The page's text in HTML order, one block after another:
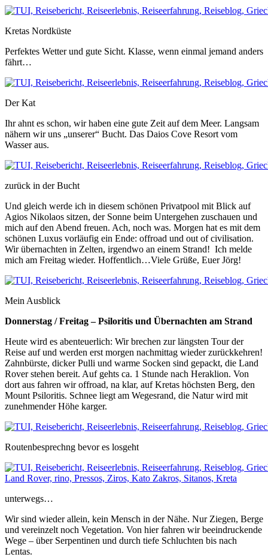
Kretas Nordküste
Perfektes Wetter und gute Sicht. Klasse, wenn einmal jemand anders
fährt…
Der Kat
Ihr ahnt es schon, wir haben eine gute Zeit auf dem Meer. Langsam
nähern wir uns „unserer“ Bucht. Das Daios Cove Resort vom
Wasser aus.
zurück in der Bucht
Und gleich werde ich in diesem schönen Privatpool mit Blick auf
Agios Nikolaos sitzen, der Sonne beim Untergehen zuschauen und
mich auf den Abend freuen. Ach, noch was. Morgen hat es mit dem
schönen Luxus vorläufig ein Ende: offroad und out of civilisation.
Wir übernachten in Zelten, irgendwo an einem Strand! Ich melde
mich am Freitag wieder. Hoffentlich…Viele Grüße, Euer Jörg!
Mein Ausblick
Donnerstag / Freitag – Psiloritis und Übernachten am Strand
Heute wird es abenteuerlich: Wir brechen zur längsten Tour der
Reise auf und werden erst morgen nachmittag wieder zurückkehren!
Zahnbürste, dicker Pulli und warme Socken sind gepackt, die Land
Rover stehen bereit. Auf gehts ca. 1 Stunde nach Heraklion. Von
dort aus fahren wir offroad, na klar, auf Kretas höchsten Berg, den
Mount Psiloritis. Schnee liegt am Wegesrand, die Natur wird mit
zunehmender Höhe karger.
Routenbesprechng bevor es losgeht
unterwegs…
Wir sind wieder allein, kein Mensch in der Nähe. Nur Ziegen, Berge
und vereinzelt noch Vegetation. Von hier fahren wir beeindruckende
Wege – über Serpentinen und durch tiefe Schluchten bis nach
Lentas.